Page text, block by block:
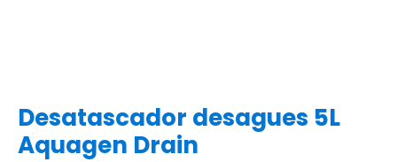
Desatascador desagues 5L
Aquagen Drain